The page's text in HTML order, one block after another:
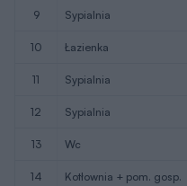
9 sypialnia
10 łazienka
11 sypialnia
12 sypialnia
13 wc
14 kotłownia + pom. gosp.